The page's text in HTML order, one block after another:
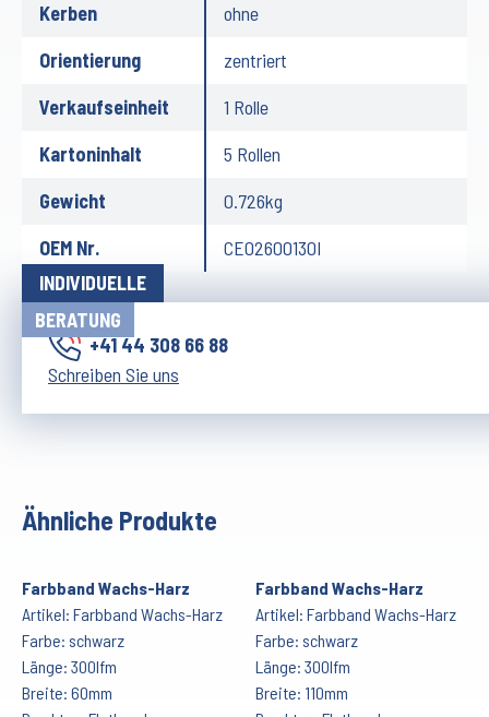
Kerben
ohne
Orientierung
zentriert
Verkaufseinheit
1 Rolle
Kartoninhalt
5 Rollen
Gewicht
0.726kg
OEM Nr.
CE02600130I
INDIVIDUELLE
BERATUNG
+41 44 308 66 88
Schreiben Sie uns
Ähnliche Produkte
Farbband Wachs-Harz
Artikel: Farbband Wachs-Harz
Farbe: schwarz
Länge: 300lfm
Breite: 60mm
Farbband Wachs-Harz
Artikel: Farbband Wachs-Harz
Farbe: schwarz
Länge: 300lfm
Breite: 110mm